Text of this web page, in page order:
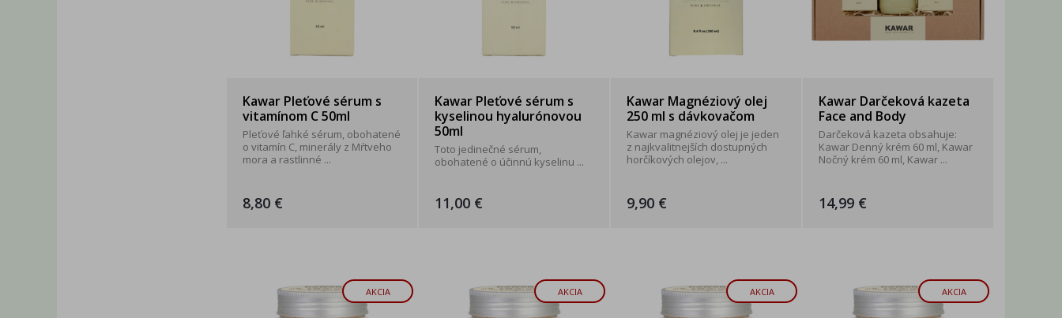
Kawar Pleťové sérum s
vitamínom C 50ml
Pleťové ľahké sérum, obohatené
o vitamín C, minerály z Mŕtveho
mora a rastlinné ...
8,80 €
Kawar Pleťové sérum s
kyselinou hyalurónovou
50ml
Toto jedinečné sérum,
obohatené o účinnú kyselinu ...
11,00 €
Kawar Magnéziový olej
250 ml s dávkovačom
Kawar magnéziový olej je jeden
z najkvalitnejších dostupných
horčíkových olejov, ...
9,90 €
Kawar Darčeková kazeta
Face and Body
Darčeková kazeta obsahuje:
Kawar Denný krém 60 ml, Kawar
Nočný krém 60 ml, Kawar ...
14,99 €
AKCIA AKCIA AKCIA AKCIA